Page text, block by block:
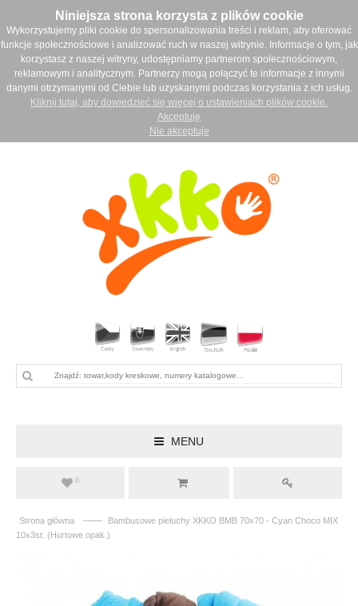
Niniejsza strona korzysta z plików cookie
Wykorzystujemy pliki cookie do spersonalizowania treści i reklam, aby oferować
funkcje społecznościowe i analizować ruch w naszej witrynie. Informacje o tym, jak
korzystasz z naszej witryny, udostępniamy partnerom społecznościowym,
reklamowym i analitycznym. Partnerzy mogą połączyć te informacje z innymi
danymi otrzymanymi od Ciebie lub uzyskanymi podczas korzystania z ich usług.
Kliknij tutaj, aby dowiedzieć się więcej o ustawieniach plików cookie.
Akceptuję
Nie akceptuje
MENU
0
Strona główna ——
Bambusowe pieluchy XKKO BMB 70x70 - Cyan Choco MIX
10x3st. (Hurtowe opak.)